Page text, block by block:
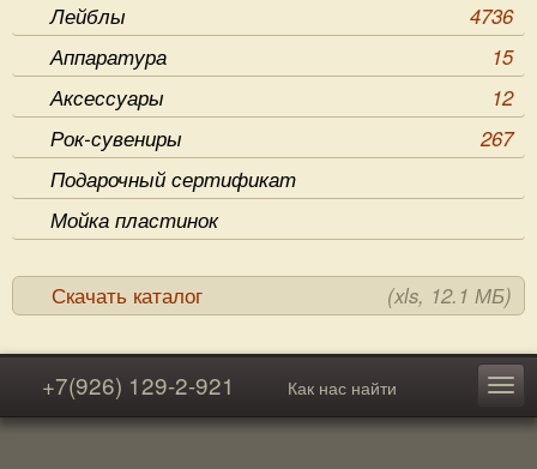
Лейблы
4736
Аппаратура
15
Аксессуары
12
Рок-сувениры
267
Подарочный сертификат
Мойка пластинок
Скачать каталог (xls, 12.1 МБ)
+7(926) 129-2-921 Как нас найти